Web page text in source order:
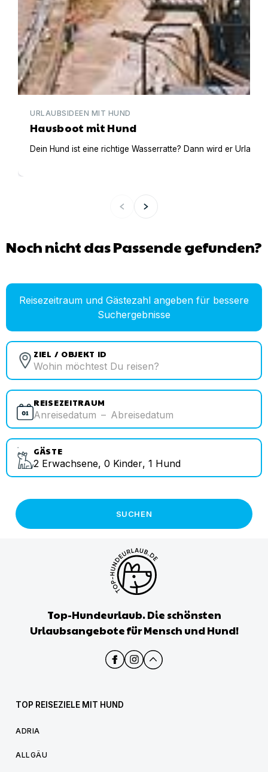
URLAUBSIDEEN MIT HUND
Hausboot mit Hund
Dein Hund ist eine richtige Wasserratte? Dann wird er
Noch nicht das Passende gefunden?
Reisezeitraum und Gästezahl angeben für bessere
Suchergebnisse
ZIEL / OBJEKT ID
REISEZEITRAUM
Anreisedatum – Abreisedatum
GÄSTE
2 Erwachsene, 0 Kinder, 1 Hund
SUCHEN
Top-Hundeurlaub. Die schönsten
Urlaubsangebote für Mensch und Hund!
TOP REISEZIELE MIT HUND
ADRIA
ALLGÄU